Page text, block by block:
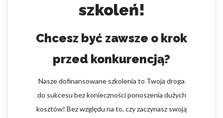
szkoleń!
Chcesz być zawsze o krok
przed konkurencją?
Nasze dofinansowane szkolenia to Twoja droga
do sukcesu bez konieczności ponoszenia dużych
kosztów! Bez względu na to, czy zaczynasz swoją